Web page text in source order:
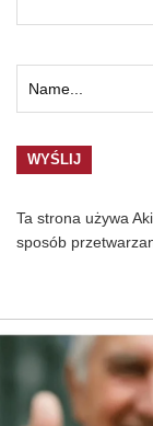
Ta strona używa
sposób